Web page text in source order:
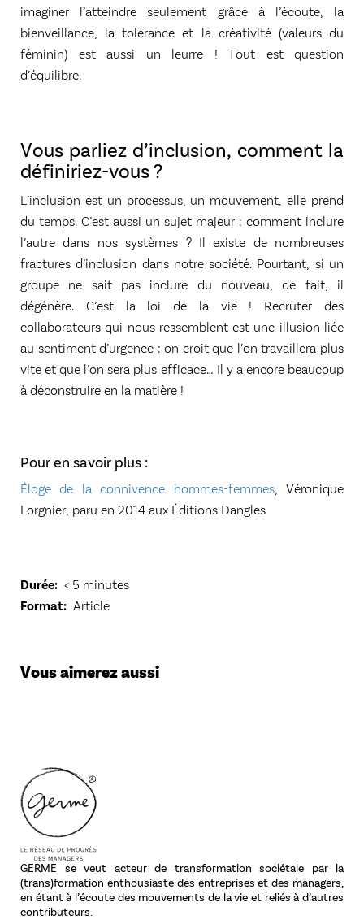
imaginer l’atteindre seulement grâce à l’écoute, la
bienveillance, la tolérance et la créativité (valeurs du
féminin) est aussi un leurre ! Tout est question
d’équilibre.
Vous parliez d’inclusion, comment la
définiriez-vous ?
L’inclusion est un processus, un mouvement, elle prend
du temps. C’est aussi un sujet majeur : comment inclure
l’autre dans nos systèmes ? Il existe de nombreuses
fractures d’inclusion dans notre société. Pourtant, si un
groupe ne sait pas inclure du nouveau, de fait, il
dégénère. C’est la loi de la vie ! Recruter des
collaborateurs qui nous ressemblent est une illusion liée
au sentiment d’urgence : on croit que l’on travaillera plus
vite et que l’on sera plus efficace… Il y a encore beaucoup
à déconstruire en la matière !
Pour en savoir plus :
Éloge de la connivence hommes-femmes, Véronique
Lorgnier, paru en 2014 aux Éditions Dangles
Durée
< 5 minutes
Format
Article
Vous aimerez aussi
GERME se veut acteur de transformation sociétale par la
(trans)formation enthousiaste des entreprises et des managers,
en étant à l’écoute des mouvements de la vie et reliés à d’autres
contributeurs.